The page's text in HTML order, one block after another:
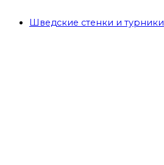
Шведские стенки и турники